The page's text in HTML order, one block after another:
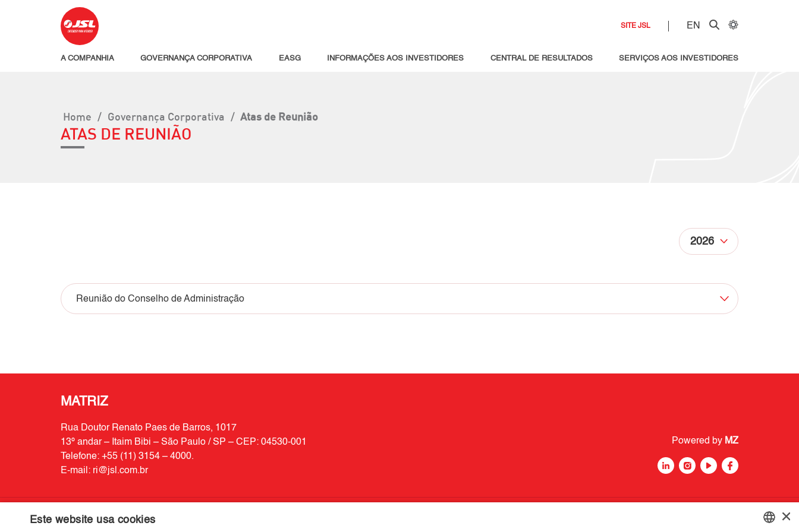
SITE JSL EN
A COMPANHIA GOVERNANÇA CORPORATIVA EASG INFORMAÇÕES AOS INVESTIDORES CENTRAL DE RESULTADOS SERVIÇOS AOS INVESTIDORES
Home / Governança Corporativa / Atas de Reunião
ATAS DE REUNIÃO
Reunião do Conselho de Administração
MATRIZ
Rua Doutor Renato Paes de Barros, 1017
13º andar – Itaim Bibi – São Paulo / SP – CEP: 04530-001
Telefone: +55 (11) 3154 – 4000.
E-mail: ri@jsl.com.br
Powered by MZ
×
Este website usa cookies